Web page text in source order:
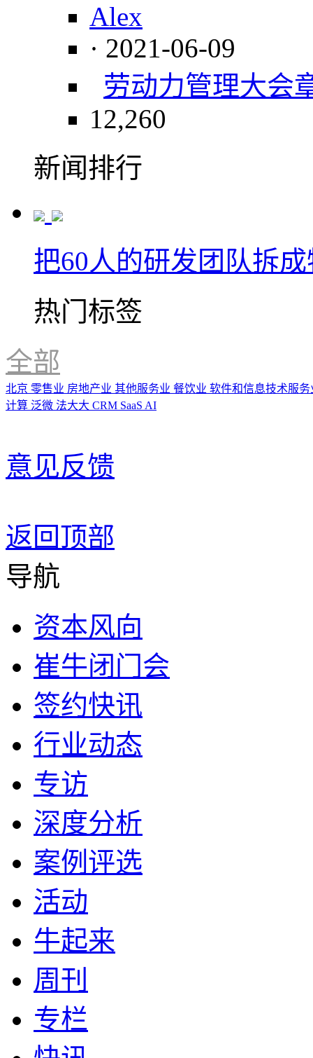
Alex
· 2021-06-09
劳动力管理大会
12,260
新闻排行
把60人的研发团队拆
热门标签
全部
北京 零售业 房地产业 其他服务业 餐饮业 软件和信息技术服
计算 泛微 法大大 CRM SaaS AI
意见反馈
返回顶部
导航
资本风向
崔牛闭门会
签约快讯
行业动态
专访
深度分析
案例评选
活动
牛起来
周刊
专栏